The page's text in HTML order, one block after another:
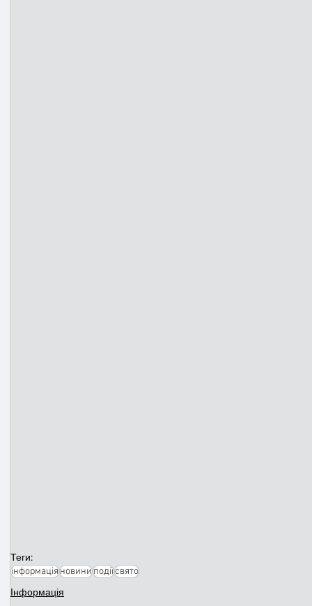
Теги:
інформаціяновиниподіїсвято
Інформація